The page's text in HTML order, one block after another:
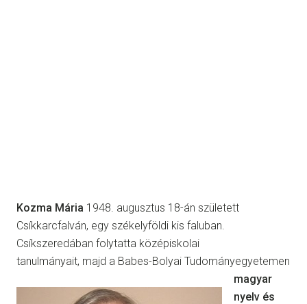
Kozma Mária 1948. augusztus 18-án született
Csíkkarcfalván, egy székelyföldi kis faluban.
Csíkszeredában folytatta középiskolai
tanulmányait, majd a Babes-Bolyai Tudományegyetemen
magyar
nyelv és